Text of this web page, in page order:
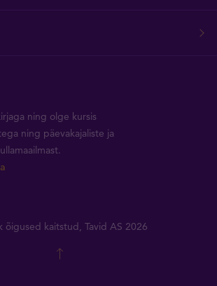
ning olge kursis
ning päevakajaliste ja
õigused kaitstud, Tavid AS 2026